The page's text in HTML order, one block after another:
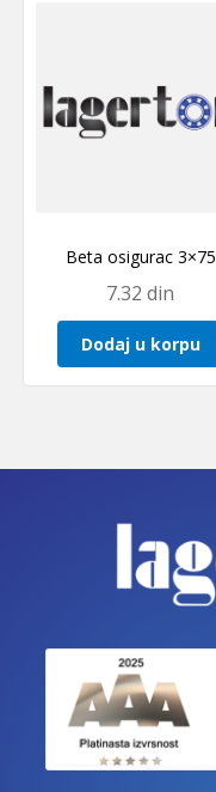
Beta osigurac 3×75
7.32din
Dodaj u korpu